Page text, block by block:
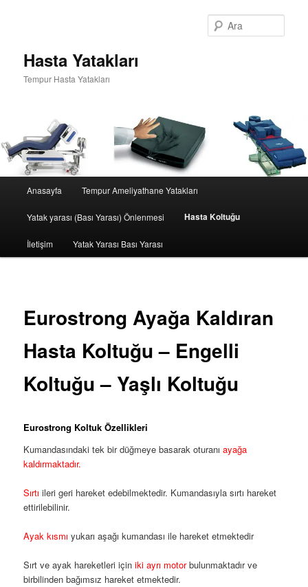
Hasta Yatakları
Tempur Hasta Yatakları
Birincil
içeriğe
geç
Anasayfa Tempur Ameliyathane Yatakları
Yatak yarası (Bası Yarası) Önlenmesi Hasta Koltuğu
İletişim Yatak Yarası Bası Yarası
Eurostrong Ayağa Kaldıran
Hasta Koltuğu – Engelli
Koltuğu – Yaşlı Koltuğu
Eurostrong Koltuk Özellikleri
Kumandasındaki tek bir düğmeye basarak oturanı ayağa
kaldırmaktadır.
Sırtı ileri geri hareket edebilmektedir. Kumandasıyla sırtı hareket
ettirilebilinir.
Ayak kısmı yukarı aşağı kumandası ile hareket etmektedir
Sırt ve ayak hareketleri içiniki ayrı motorbulunmaktadır ve
birbilinden bağımsız hareket etmektedir.